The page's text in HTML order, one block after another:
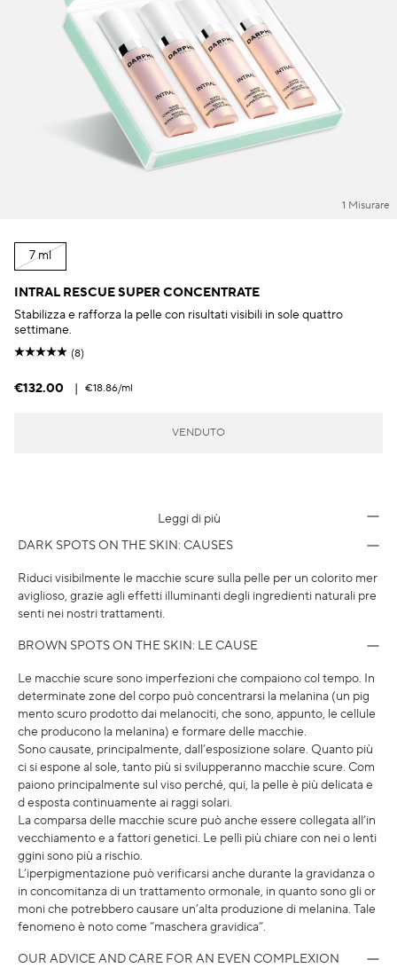
1 Misurare
7 ml
INTRAL RESCUE SUPER CONCENTRATE
Stabilizza e rafforza la pelle con risultati visibili in sole quattro
settimane.
(8)
€132.00 | €18.86/ml
VENDUTO
Leggi di più
DARK SPOTS ON THE SKIN: CAUSES
Riduci visibilmente le macchie scure sulla pelle per un colorito mer
aviglioso, grazie agli effetti illuminanti degli ingredienti naturali pre
senti nei nostri trattamenti.
BROWN SPOTS ON THE SKIN: LE CAUSE
Le macchie scure sono imperfezioni che compaiono col tempo. In
determinate zone del corpo può concentrarsi la melanina (un pig
mento scuro prodotto dai melanociti, che sono, appunto, le cellule
che producono la melanina) e formare delle macchie.
Sono causate, principalmente, dall’esposizione solare. Quanto più
ci si espone al sole, tanto più si svilupperanno macchie scure. Com
paiono principalmente sul viso perché, qui, la pelle è più delicata e
d esposta continuamente ai raggi solari.
La comparsa delle macchie scure può anche essere collegata all’in
vecchiamento e a fattori genetici. Le pelli più chiare con nei o lenti
ggini sono più a rischio.
L’iperpigmentazione può verificarsi anche durante la gravidanza o
in concomitanza di un trattamento ormonale, in quanto sono gli or
moni che potrebbero causare un’alta produzione di melanina. Tale
fenomeno è noto come “maschera gravidica”.
OUR ADVICE AND CARE FOR AN EVEN COMPLEXION